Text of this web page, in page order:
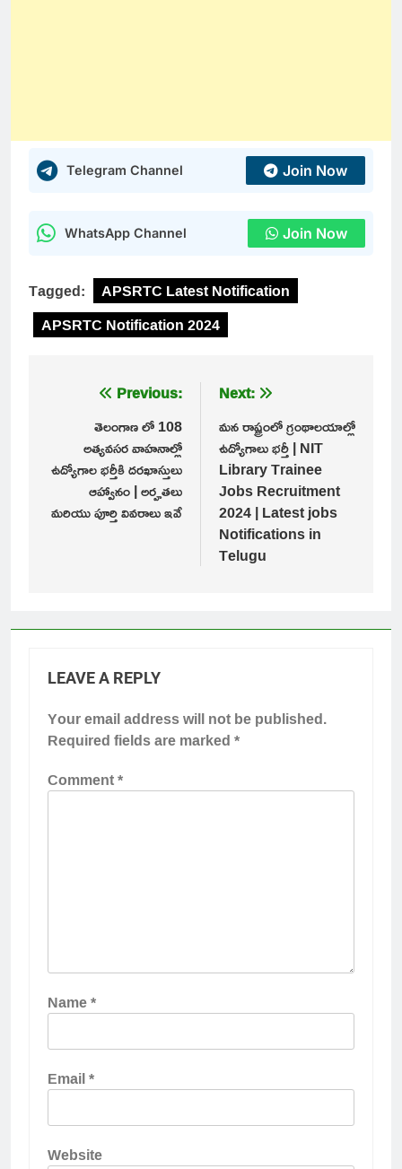
Telegram Channel Join Now
WhatsApp Channel Join Now
Tagged:
APSRTC Latest Notification
APSRTC Notification 2024
navigation
Previous:
తెలంగాణ లో 108
అత్యవసర వాహనాల్లో
ఉద్యోగాల భర్తీకి దరఖాస్తులు
ఆహ్వానం | అర్హతలు
మరియు పూర్తి వివరాలు ఇవే
Next:
మన రాష్ట్రంలో గ్రంథాలయాల్లో
ఉద్యోగాలు భర్తీ | NIT
Library Trainee
Jobs Recruitment
2024 | Latest jobs
Notifications in
Telugu
LEAVE A REPLY
Your email address will not be published.
Required fields are marked*
Comment*
Name*
Email*
Website